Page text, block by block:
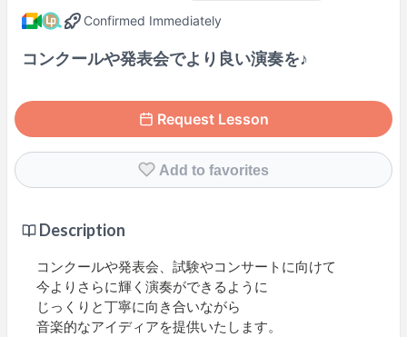
Confirmed Immediately
コンクールや発表会でより良い演奏を♪
Request Lesson
Add to favorites
Description
コンクールや発表会、試験やコンサートに向けて
今よりさらに輝く演奏ができるように
じっくりと丁寧に向き合いながら
音楽的なアイディアを提供いたします。